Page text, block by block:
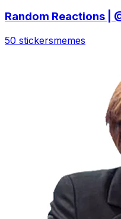
Random Reactions |
50 stickersmemes